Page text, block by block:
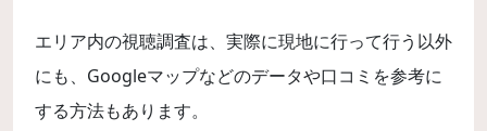
エリア内の視聴調査は、実際に現地に行って行う以外
にも、Googleマップなどのデータや口コミを参考に
する方法もあります。